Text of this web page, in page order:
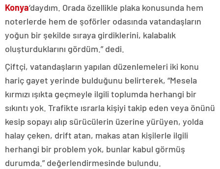
Konya‘daydım. Orada özellikle plaka konusunda hem
noterlerde hem de şoförler odasında vatandaşların
yoğun bir şekilde sıraya girdiklerini, kalabalık
oluşturduklarını gördüm.” dedi.
Çiftçi, vatandaşların yapılan düzenlemeleri iki konu
hariç gayet yerinde bulduğunu belirterek, “Mesela
kırmızı ışıkta geçmeyle ilgili toplumda herhangi bir
sıkıntı yok. Trafikte ısrarla kişiyi takip eden veya önünü
kesip sopayı alıp sürücülerin üzerine yürüyen, yolda
halay çeken, drift atan, makas atan kişilerle ilgili
herhangi bir problem yok, bunlar kabul görmüş
durumda.” değerlendirmesinde bulundu.